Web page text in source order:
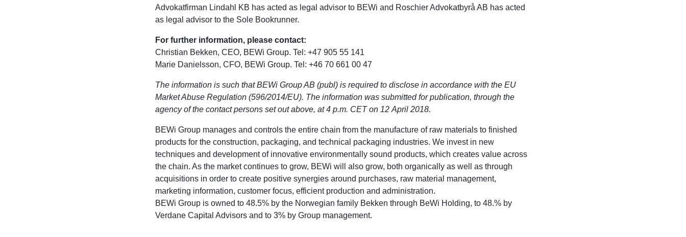
Advokatfirman Lindahl KB has acted as legal advisor to BEWi and Roschier Advokatbyrå AB has acted
as legal advisor to the Sole Bookrunner.
For further information, please contact:
Christian Bekken, CEO, BEWi Group. Tel: +47 905 55 141
Marie Danielsson, CFO, BEWi Group. Tel: +46 70 661 00 47
The information is such that BEWi Group AB (publ) is required to disclose in accordance with the EU
Market Abuse Regulation (596/2014/EU). The information was submitted for publication, through the
agency of the contact persons set out above, at 4 p.m. CET on 12 April 2018.
BEWi Group manages and controls the entire chain from the manufacture of raw materials to finished
products for the construction, packaging, and technical packaging industries. We invest in new
techniques and development of innovative environmentally sound products, which creates value across
the chain. As the market continues to grow, BEWi will also grow, both organically as well as through
acquisitions in order to create positive synergies around purchases, raw material management,
marketing information, customer focus, efficient production and administration.
BEWi Group is owned to 48.5% by the Norwegian family Bekken through BeWi Holding, to 48.% by
Verdane Capital Advisors and to 3% by Group management.